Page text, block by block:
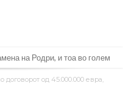
на Родри, и тоа во голем
фудбалот гоод 45.000.000 евра,